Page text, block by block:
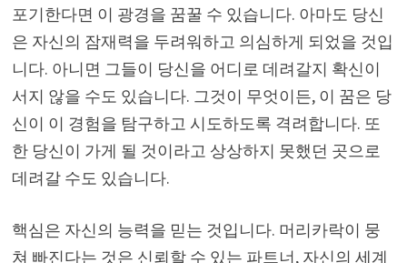
포기한다면 이 광경을 꿈꿀 수 있습니다. 아마도 당신
은 자신의 잠재력을 두려워하고 의심하게 되었을 것입
니다. 아니면 그들이 당신을 어디로 데려갈지 확신이
서지 않을 수도 있습니다. 그것이 무엇이든, 이 꿈은 당
신이 이 경험을 탐구하고 시도하도록 격려합니다. 또
한 당신이 가게 될 것이라고 상상하지 못했던 곳으로
데려갈 수도 있습니다.
핵심은 자신의 능력을 믿는 것입니다. 머리카락이 뭉
쳐 빠진다는 것은 신뢰할 수 있는 파트너, 자신의 세계